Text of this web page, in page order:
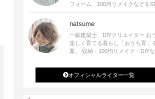
フォーム、100均リメイクなどを
公開中。 収納やリメイク、インテ
シピ提供、店舗プロデュース 2016
月に宝島社より【Rumiのおうち時
楽しむインテリア】を出版しま
natsume
一級建築士 DIYクリエイター お
楽しく育てる暮らし「おうち育」
案。 収納・100均リメイク・DIYな
発信中。 著書 なつめさんちの新しい
のになつかしいアンティークな部
り 雑誌掲載・TV出演・コラム執
オフィシャルライター一覧